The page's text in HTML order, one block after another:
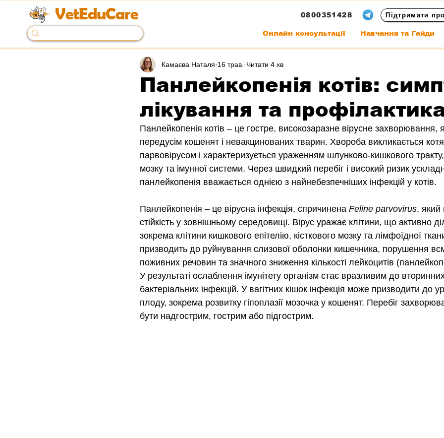
VetEduCare 0800351428 Підтримати
Онлайн консультації Навчання та Гайди
Панлейкопенія котів:
лікування та
Камаєва Наталя 16 трав. Читати 4 хв
Панлейкопенія котів – це гостре, високозаразне вірусне
передусім кошенят і невакцинованих тварин. Хвороба викликається
парвовірусом і характеризується ураженням шлунково-кишкового
мозку та імунної системи. Через швидкий перебіг і високий ризик
панлейкопенія вважається однією з найнебезпечніших інфекцій у котів.
Панлейкопенія – це вірусна інфекція, спричинена Feline parvovirus, який
стійкість у зовнішньому середовищі. Вірус уражає клітини, що активно
зокрема клітини кишкового епітелію, кісткового мозку та лімфоїдної
призводить до руйнування слизової оболонки кишечника, порушення
поживних речовин та значного зниження кількості лейкоцитів
У результаті ослаблення імунітету організм стає вразливим до
бактеріальних інфекцій. У вагітних кішок інфекція може призводити до
плоду, зокрема розвитку гіпоплазії мозочка у кошенят. Перебіг
бути надгострим, гострим або підгострим.